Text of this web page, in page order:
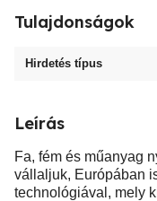
Tulajdonságok
Hirdetés típus
Leírás
Fa, fém és műanyag
vállaljuk, Európában
technológiával, mely